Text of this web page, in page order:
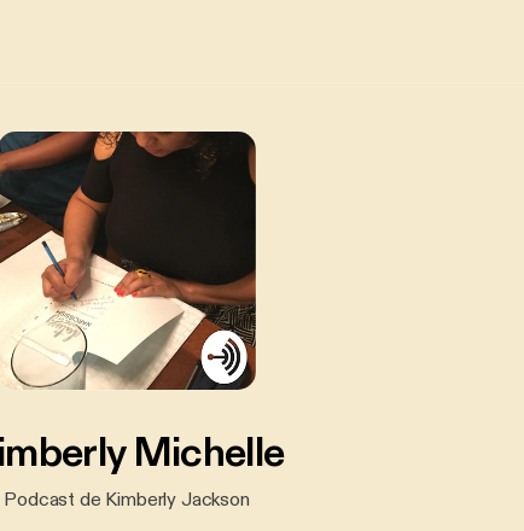
Michelle
Podcast de Kimberly Jackson